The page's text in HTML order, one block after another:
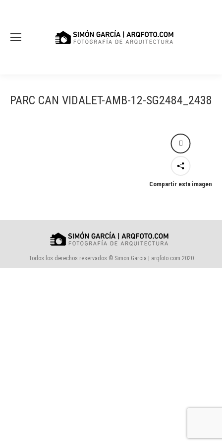
PARC CAN VIDALET-AMB-12-SG2484_2438
Compartir esta imagen
Todos los derechos reservados © Simon Garcia | arqfoto.com 2020